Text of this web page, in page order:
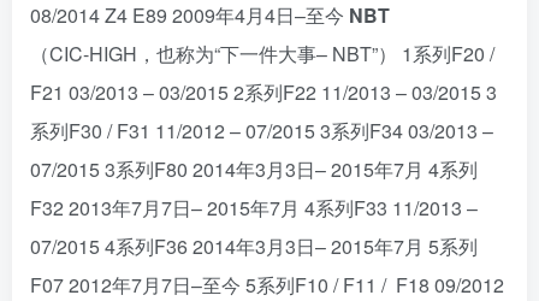
08/2014 Z4 E89 2009年4月4日–至今 NBT
（CIC-HIGH，也称为“下一件大事– NBT”） 1系列F20 /
F21 03/2013 – 03/2015 2系列F22 11/2013 – 03/2015 3
系列F30 / F31 11/2012 – 07/2015 3系列F34 03/2013 –
07/2015 3系列F80 2014年3月3日– 2015年7月 4系列
F32 2013年7月7日– 2015年7月 4系列F33 11/2013 –
07/2015 4系列F36 2014年3月3日– 2015年7月 5系列
F07 2012年7月7日–至今 5系列F10 / F11 / F18 09/2012